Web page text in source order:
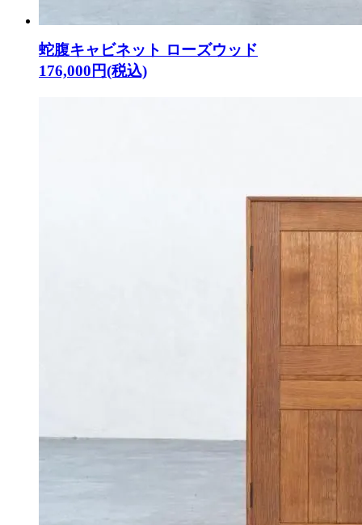
蛇腹キャビネット ローズウッド
176,000円(税込)